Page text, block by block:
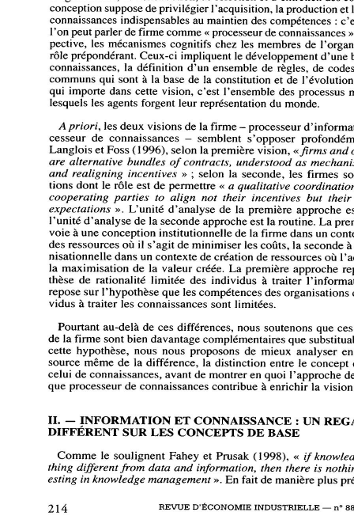
conception suppose de privilégier l'acquisition, la production et
connaissances indispensables au maintien des compétences :
l'on peut parler de firme comme « processeur de connaissances
perspective, les mécanismes cognitifs chez les membres de
rôle prépondérant. Ceux-ci impliquent le développement d'une
connaissances, la définition d'un ensemble de règles, de
communs qui sont à la base de la constitution et de
qui importe dans cette vision, c'est l'ensemble des processus
lesquels les agents forgent leur représentation du monde.
A priori, les deux visions de la firme - processeur
processeur de connaissances - semblent s'opposer
Langlois et Foss (1996), selon la première vision, «firms and
are alternative bundles of contracts, understood as
and realigning incentives » ; selon la seconde, les firmes
organisations dont le rôle est de permettre « a qualitative
cooperating
parties to align not their incentives but
expectations ». L'unité d'analyse de la première approche
l'unité d'analyse de la seconde approche est la routine. La
renvoie à une conception institutionnelle de la firme dans un
des ressources où il s'agit de minimiser les coûts, la seconde
nisationnelle dans un contexte de création de ressources où
la maximisation de la valeur créée. La première approche
l'hypothèse
de rationalité limitée des individus à traiter
repose sur l'hypothèse que les compétences des organisations
individus
à traiter les connaissances sont limitées.
Pourtant au-delà de ces différences, nous soutenons que
de la firme sont bien davantage complémentaires que
cette hypothèse, nous nous proposons de mieux analyser
source même de la différence, la distinction entre le
celui de connaissances, avant de montrer en quoi l'approche
que processeur de connaissances contribue à enrichir la
II. - INFORMATION ET CONNAISSANCE : UN
DIFFÉRENT SUR LES CONCEPTS DE BASE
Comme le soulignent Fahey et Prusak (1998), « if
something different from data and information, then there is
interesting in knowledge management ». En fait de manière plus
214 REVUE D'ÉCONOMIE INDUSTRIELLE — n°